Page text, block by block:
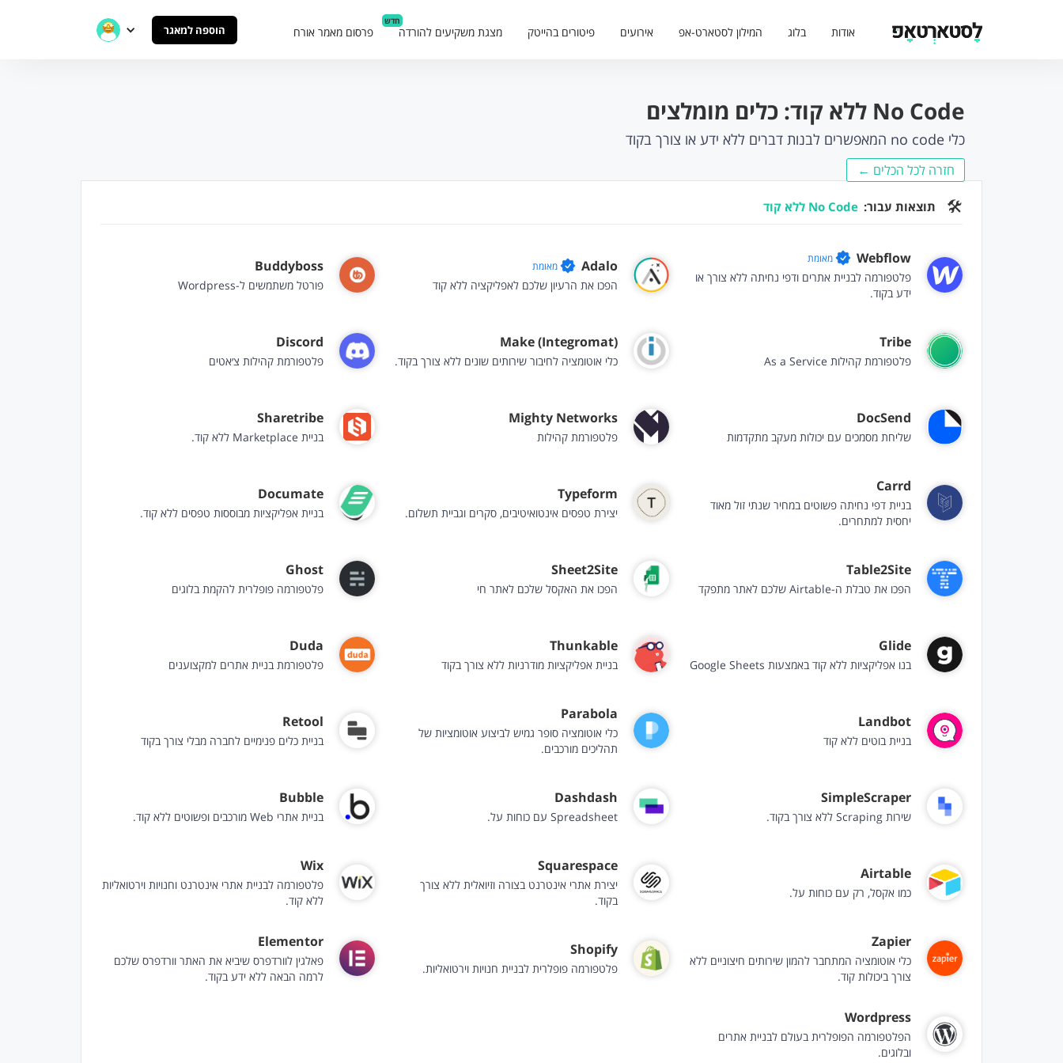
אודות בלוג המילון לסטארט-אפ אירועים פיטורים בהייטק מצגת משקיעים להורדה
חדש
פרסום מאמר אורח הוספה למאגר
No Code ללא קוד: כלים מומלצים
כלי no code המאפשרים לבנות דברים ללא ידע או צורך בקוד
חזרה לכל הכלים ←
🛠 תוצאות עבור: No Code ללא קוד
Webflow מאומת
פלטפורמה לבניית אתרים ודפי נחיתה ללא צורך או
ידע בקוד.
Adalo מאומת
הפכו את הרעיון שלכם לאפליקציה ללא קוד
Buddyboss
פורטל משתמשים ל-Wordpress
Tribe
פלטפורמת קהילות As a Service
Make (Integromat)
כלי אוטומציה לחיבור שירותים שונים ללא צורך בקוד.
Discord
פלטפורמת קהילות צ׳אטים
DocSend
שליחת מסמכים עם יכולות מעקב מתקדמות
Mighty Networks
פלטפורמת קהילות
Sharetribe
בניית Marketplace ללא קוד.
Carrd
בניית דפי נחיתה פשוטים במחיר שנתי זול מאוד
יחסית למתחרים.
Typeform
יצירת טפסים אינטואיטיבים, סקרים וגביית תשלום.
Documate
בניית אפליקציות מבוססות טפסים ללא קוד.
Table2Site
הפכו את טבלת ה-Airtable שלכם לאתר מתפקד
Sheet2Site
הפכו את האקסל שלכם לאתר חי
Ghost
פלטפורמה פופלרית להקמת בלוגים
Glide
בנו אפליקציות ללא קוד באמצעות Google Sheets
Thunkable
בניית אפליקציות מודרניות ללא צורך בקוד
Duda
פלטפורמת בניית אתרים למקצוענים
Landbot
בניית בוטים ללא קוד
Parabola
כלי אוטומציה סופר גמיש לביצוע אוטומציות של
תהליכים מורכבים.
Retool
בניית כלים פנימיים לחברה מבלי צורך בקוד
SimpleScraper
שירות Scraping ללא צורך בקוד.
Dashdash
Spreadsheet עם כוחות על.
Bubble
בניית אתרי Web מורכבים ופשוטים ללא קוד.
Airtable
כמו אקסל, רק עם כוחות על.
Squarespace
יצירת אתרי אינטרנט בצורה וזיואלית ללא צורך
בקוד.
Wix
פלטפורמה לבניית אתרי אינטרנט וחנויות וירטואליות
ללא קוד.
Zapier
כלי אוטומציה המתחבר להמון שירותים חיצוניים ללא
צורך ביכולות קוד.
Shopify
פלטפורמה פופלרית לבניית חנויות וירטואליות.
Elementor
פאלגין לוורדפרס שיביא את האתר וורדפרס שלכם
לרמה הבאה ללא ידע בקוד.
Wordpress
הפלטפורמה הפופלרית בעולם לבניית אתרים
ובלוגים.